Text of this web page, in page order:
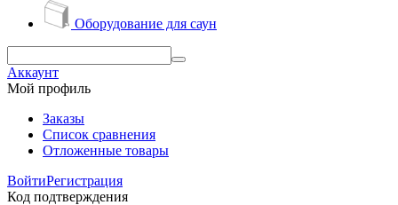
Оборудование для саун
Аккаунт
Мой профиль
Заказы
Список сравнения
Отложенные товары
ВойтиРегистрация
Код подтверждения